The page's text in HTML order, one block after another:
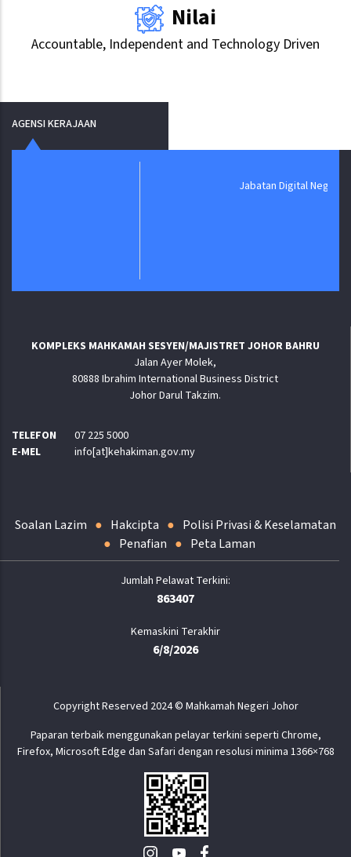
Nilai
Accountable, Independent and Technology Driven
AGENSI KERAJAAN
Jabatan Digital Negara
KOMPLEKS MAHKAMAH SESYEN/MAJISTRET JOHOR BAHRU
Jalan Ayer Molek,
80888 Ibrahim International Business District
Johor Darul Takzim.
TELEFON
07 225 5000
E-MEL
info[at]kehakiman.gov.my
Soalan Lazim Hakcipta
Polisi Privasi & Keselamatan
Penafian
Peta Laman
863407
Kemaskini Terakhir
6/8/2026
Copyright Reserved 2024 © Mahkamah Negeri Johor
Paparan terbaik menggunakan pelayar terkini seperti Chrome,
Firefox, Microsoft Edge dan Safari dengan resolusi minima 1366×768